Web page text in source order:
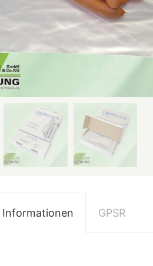
Informationen GPSR